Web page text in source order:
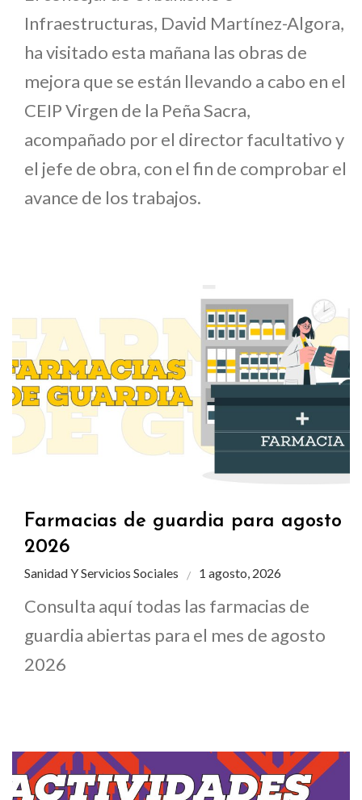
Infraestructuras, David Martínez-Algora,
ha visitado esta mañana las obras de
mejora que se están llevando a cabo en el
CEIP Virgen de la Peña Sacra,
acompañado por el director facultativo y
el jefe de obra, con el fin de comprobar el
avance de los trabajos.
Farmacias de guardia para agosto
2026
Sanidad Y Servicios Sociales 1 agosto, 2026
Consulta aquí todas las farmacias de
guardia abiertas para el mes de agosto
2026